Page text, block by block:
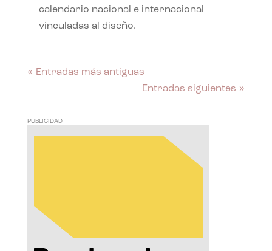
calendario nacional e internacional
vinculadas al diseño.
« Entradas más antiguas
Entradas siguientes »
PUBLICIDAD